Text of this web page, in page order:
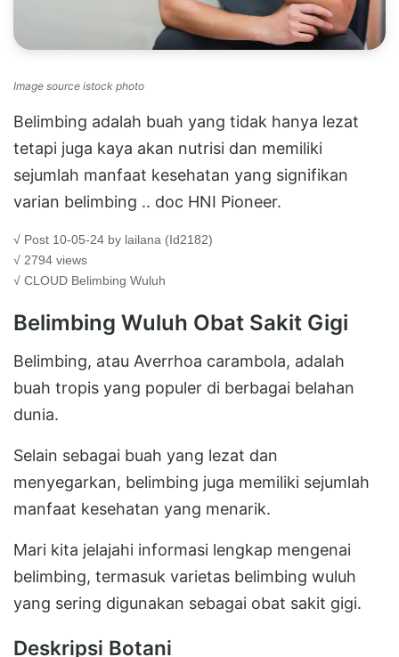
Image source istock photo
Belimbing adalah buah yang tidak hanya lezat
tetapi juga kaya akan nutrisi dan memiliki
sejumlah manfaat kesehatan yang signifikan
varian belimbing .. doc HNI Pioneer.
√ Post 10-05-24 by lailana (Id2182)
√ 2794 views
√ CLOUD Belimbing Wuluh
Belimbing Wuluh Obat Sakit Gigi
Belimbing, atau Averrhoa carambola, adalah
buah tropis yang populer di berbagai belahan
dunia.
Selain sebagai buah yang lezat dan
menyegarkan, belimbing juga memiliki sejumlah
manfaat kesehatan yang menarik.
Mari kita jelajahi informasi lengkap mengenai
belimbing, termasuk varietas belimbing wuluh
yang sering digunakan sebagai obat sakit gigi.
Deskripsi Botani